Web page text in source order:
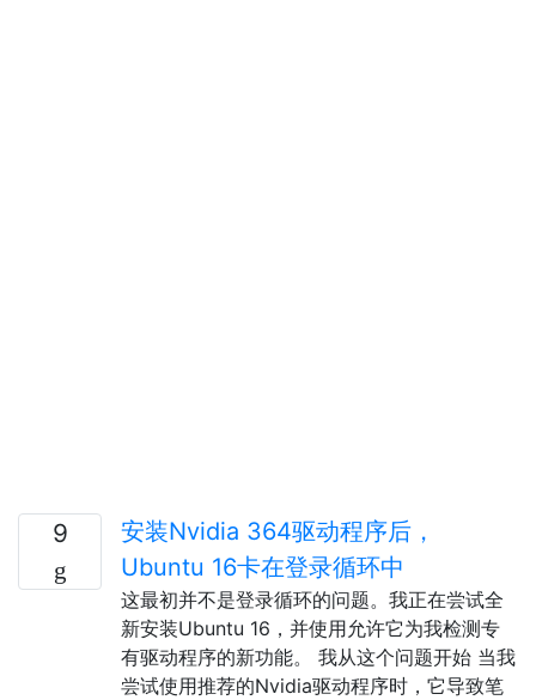
9
安装Nvidia 364驱动程序后，
Ubuntu 16卡在登录循环中
这最初并不是登录循环的问题。我正在尝试全
新安装Ubuntu 16，并使用允许它为我检测专
有驱动程序的新功能。 我从这个问题开始 当我
尝试使用推荐的Nvidia驱动程序时，它导致笔